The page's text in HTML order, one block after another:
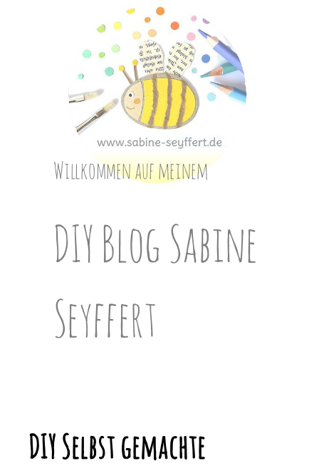
Willkommen auf meinem
DIY Blog Sabine
Seyffert
DIY Selbst gemachte